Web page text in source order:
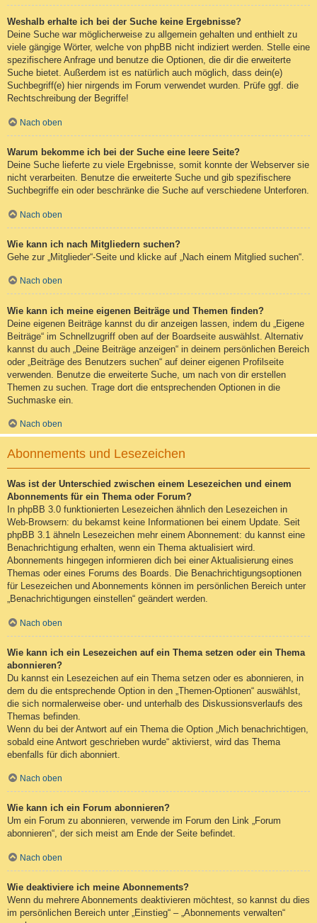
Weshalb erhalte ich bei der Suche keine Ergebnisse?
Deine Suche war möglicherweise zu allgemein gehalten und enthielt zu
viele gängige Wörter, welche von phpBB nicht indiziert werden. Stelle eine
spezifischere Anfrage und benutze die Optionen, die dir die erweiterte
Suche bietet. Außerdem ist es natürlich auch möglich, dass dein(e)
Suchbegriff(e) hier nirgends im Forum verwendet wurden. Prüfe ggf. die
Rechtschreibung der Begriffe!
Nach oben
Warum bekomme ich bei der Suche eine leere Seite?
Deine Suche lieferte zu viele Ergebnisse, somit konnte der Webserver sie
nicht verarbeiten. Benutze die erweiterte Suche und gib spezifischere
Suchbegriffe ein oder beschränke die Suche auf verschiedene Unterforen.
Nach oben
Wie kann ich nach Mitgliedern suchen?
Gehe zur „Mitglieder“-Seite und klicke auf „Nach einem Mitglied suchen“.
Nach oben
Wie kann ich meine eigenen Beiträge und Themen finden?
Deine eigenen Beiträge kannst du dir anzeigen lassen, indem du „Eigene
Beiträge“ im Schnellzugriff oben auf der Boardseite auswählst. Alternativ
kannst du auch „Deine Beiträge anzeigen“ in deinem persönlichen Bereich
oder „Beiträge des Benutzers suchen“ auf deiner eigenen Profilseite
verwenden. Benutze die erweiterte Suche, um nach von dir erstellen
Themen zu suchen. Trage dort die entsprechenden Optionen in die
Suchmaske ein.
Nach oben
Abonnements und Lesezeichen
Was ist der Unterschied zwischen einem Lesezeichen und einem
Abonnements für ein Thema oder Forum?
In phpBB 3.0 funktionierten Lesezeichen ähnlich den Lesezeichen in
Web-Browsern: du bekamst keine Informationen bei einem Update. Seit
phpBB 3.1 ähneln Lesezeichen mehr einem Abonnement: du kannst eine
Benachrichtigung erhalten, wenn ein Thema aktualisiert wird.
Abonnements hingegen informieren dich bei einer Aktualisierung eines
Themas oder eines Forums des Boards. Die Benachrichtigungsoptionen
für Lesezeichen und Abonnements können im persönlichen Bereich unter
„Benachrichtigungen einstellen“ geändert werden.
Nach oben
Wie kann ich ein Lesezeichen auf ein Thema setzen oder ein Thema
abonnieren?
Du kannst ein Lesezeichen auf ein Thema setzen oder es abonnieren, in
dem du die entsprechende Option in den „Themen-Optionen“ auswählst,
die sich normalerweise ober- und unterhalb des Diskussionsverlaufs des
Themas befinden.
Wenn du bei der Antwort auf ein Thema die Option „Mich benachrichtigen,
sobald eine Antwort geschrieben wurde“ aktivierst, wird das Thema
ebenfalls für dich abonniert.
Nach oben
Wie kann ich ein Forum abonnieren?
Um ein Forum zu abonnieren, verwende im Forum den Link „Forum
abonnieren“, der sich meist am Ende der Seite befindet.
Nach oben
Wie deaktiviere ich meine Abonnements?
Wenn du mehrere Abonnements deaktivieren möchtest, so kannst du dies
im persönlichen Bereich unter „Einstieg“ – „Abonnements verwalten“